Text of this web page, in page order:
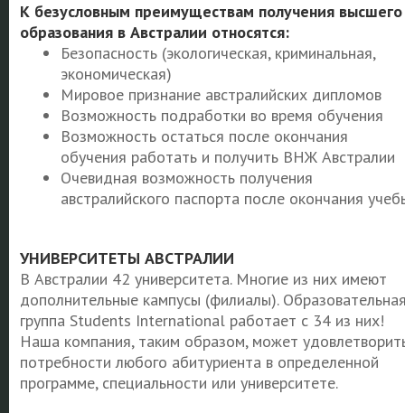
К безусловным преимуществам получения высшего
образования в Австралии относятся:
Безопасность (экологическая, криминальная,
экономическая)
Мировое признание австралийских дипломов
Возможность подработки во время обучения
Возможность остаться после окончания
обучения работать и получить ВНЖ Австралии
Очевидная возможность получения
австралийского паспорта после окончания
УНИВЕРСИТЕТЫ АВСТРАЛИИ
В Австралии 42 университета. Многие из них имеют
дополнительные кампусы (филиалы).
группа Students International работает с 34 из них!
Наша компания, таким образом, может
потребности любого абитуриента в определенной
программе, специальности или университете.